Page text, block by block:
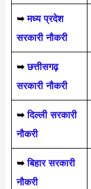
➥ मध्य प्रदेश
सरकारी नौकरी
➥ छत्तीसगढ़
सरकारी नौकरी
➥ दिल्ली सरकारी
नौकरी
➥बिहार सरकारी
नौकरी